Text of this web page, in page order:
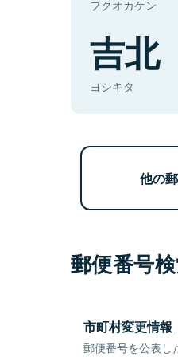
フクオカケン
吉北
ヨシキタ
他の
郵便番号
市町村変更情報
郵便番号を公表し